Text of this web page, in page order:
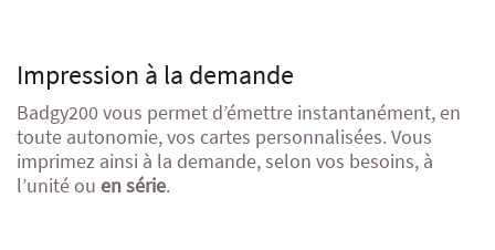
Impression à la demande
Badgy200 vous permet d’émettre instantanément, en
toute autonomie, vos cartes personnalisées. Vous
imprimez ainsi à la demande, selon vos besoins, à
l’unité ou en série.